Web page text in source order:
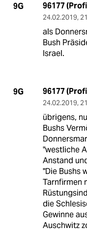
9G 96177
24.02.2019,
als
Bush
Israel.
9G 96177
24.02.2019,
übrigens,
Bushs
"westliche
Anstand
"Die Bushs
Tarnfirmen
die
Gewinne
Auschwitz